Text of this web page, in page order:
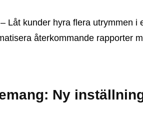
– Låt kunder hyra flera utrymmen i
återkommande rapporter
Ny